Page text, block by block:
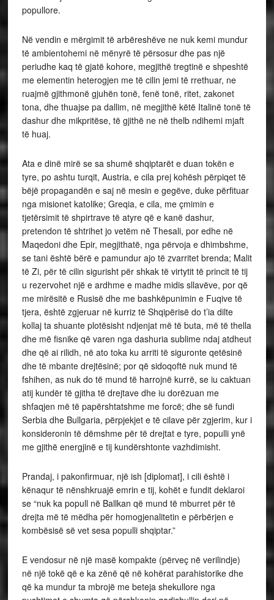
popullore.
Në vendin e mërgimit të arbëreshëve ne nuk kemi mundur
të ambientohemi në mënyrë të përsosur dhe pas një
periudhe kaq të gjatë kohore, megjithë tregtinë e shpeshtë
me elementin heterogjen me të cilin jemi të rrethuar, ne
ruajmë gjithmonë gjuhën tonë, fenë tonë, ritet, zakonet
tona, dhe thuajse pa dallim, në megjithë këtë Italinë tonë të
dashur dhe mikpritëse, të gjithë ne në thelb ndihemi mjaft
të huaj.
Ata e dinë mirë se sa shumë shqiptarët e duan tokën e
tyre, po ashtu turqit, Austria, e cila prej kohësh përpiqet të
bëjë propagandën e saj në mesin e gegëve, duke përfituar
nga misionet katolike; Greqia, e cila, me çmimin e
tjetërsimit të shpirtrave të atyre që e kanë dashur,
pretendon të shtrihet jo vetëm në Thesali, por edhe në
Maqedoni dhe Epir, megjithatë, nga përvoja e dhimbshme,
se tani është bërë e pamundur ajo të zvarritet brenda; Malit
të Zi, për të cilin sigurisht për shkak të virtytit të princit të tij
u rezervohet një e ardhme e madhe midis sllavëve, por që
me mirësitë e Rusisë dhe me bashkëpunimin e Fuqive të
tjera, është zgjeruar në kurriz të Shqipërisë do t’ia dilte
kollaj ta shuante plotësisht ndjenjat më të buta, më të thella
dhe më fisnike që varen nga dashuria sublime ndaj atdheut
dhe që ai rilidh, në ato toka ku arriti të siguronte qetësinë
dhe të mbante drejtësinë; por që sidoqoftë nuk mund të
fshihen, as nuk do të mund të harrojnë kurrë, se iu caktuan
atij kundër të gjitha të drejtave dhe iu dorëzuan me
shfaqjen më të papërshtatshme me forcë; dhe së fundi
Serbia dhe Bullgaria, përpjekjet e të cilave për zgjerim, kur i
konsideronin të dëmshme për të drejtat e tyre, populli ynë
me gjithë energjinë e tij kundërshtonte vazhdimisht.
Prandaj, i pakonfirmuar, një ish [diplomat], i cili është i
kënaqur të nënshkruajë emrin e tij, kohët e fundit deklaroi
se “nuk ka popull në Ballkan që mund të mburret për të
drejta më të mëdha për homogjenalitetin e përbërjen e
kombësisë së vet sesa populli shqiptar.”
E vendosur në një masë kompakte (përveç në verilindje)
në një tokë që e ka zënë që në kohërat parahistorike dhe
që ka mundur ta mbrojë me beteja shekullore nga